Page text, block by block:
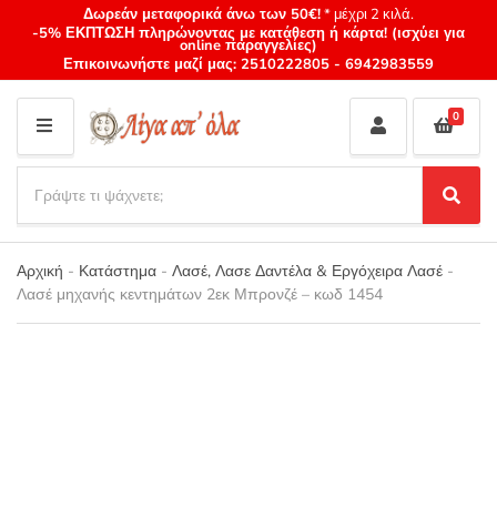
Δωρεάν μεταφορικά άνω των 50€!* μέχρι 2 κιλά.
-5% ΕΚΠΤΩΣΗ πληρώνοντας με κατάθεση ή κάρτα! (ισχύει για
online παραγγελίες)
Επικοινωνήστε μαζί μας: 2510222805 - 6942983559
M
E
N
U
Category
name
a
r
c
h
p
S
e
a
r
0
Αρχική - Κατάστημα - Λασέ, Λασε Δαντέλα & Εργόχειρα Λασέ -
Λασέ μηχανής κεντημάτων 2εκ Μπρονζέ – κωδ 1454